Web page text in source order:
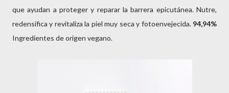
que ayudan a proteger y reparar la barrera epicutánea. Nutre,
redensifica y revitaliza la piel muy seca y fotoenvejecida.94,94%
Ingredientes de origen vegano.